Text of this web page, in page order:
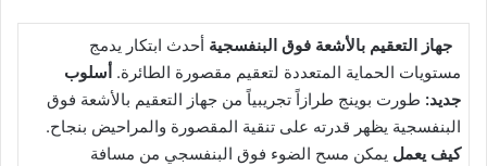
إلكترونيا
جهاز التعقيم بالأشعة فوق البنفسجية أحدث ابتكار يدمج
مستويات الحماية المتعددة لتعقيم مقصورة الطائرة.أسلوب
جديد: طورت بوينج طرازاً تجريبياً من جهاز التعقيم بالأشعة فوق
البنفسجية يظهر قدرته على تنقية المقصورة والمراحيض بنجاح.
كيف يعمل يمكن مسح الضوء فوق البنفسجي من مسافة